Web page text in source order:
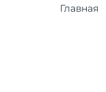
Главная